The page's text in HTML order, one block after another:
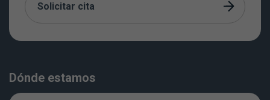
Solicitar cita
Dónde estamos